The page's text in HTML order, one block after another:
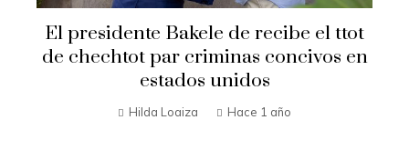
presidente Bakele de recibe el ttot
chechtot par criminas concivos en
estados unidos
Hilda Loaiza Hace 1 año